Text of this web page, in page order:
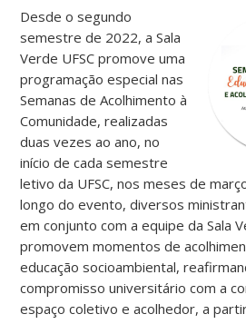
Desde o segundo
semestre de 2022, a Sala
Verde UFSC promove uma
programação especial nas
Semanas de Acolhimento à
Comunidade, realizadas
duas vezes ao ano, no
início de cada semestre
letivo da UFSC, nos meses de
longo do evento, diversos
em conjunto com a equipe da Sala
promovem momentos de
educação socioambiental,
compromisso universitário com a
espaço coletivo e acolhedor, a